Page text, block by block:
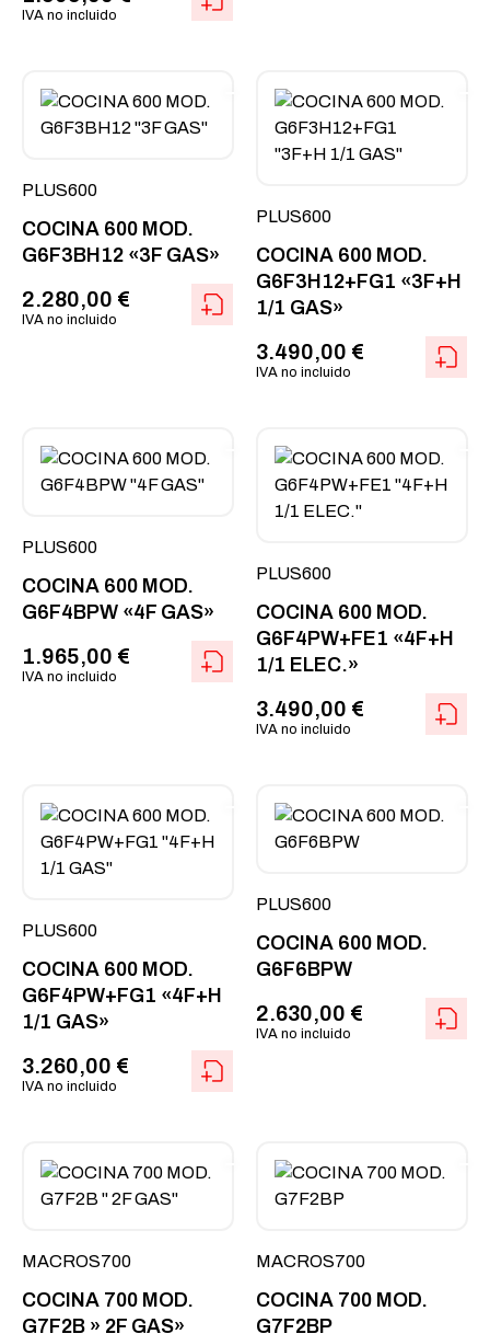
IVA no incluido
PLUS600
COCINA 600 MOD.
G6F3BH12 «3F GAS»
2.280,00 €
IVA no incluido
PLUS600
COCINA 600 MOD.
G6F3H12+FG1 «3F+H
1/1 GAS»
3.490,00 €
IVA no incluido
PLUS600
COCINA 600 MOD.
G6F4BPW «4F GAS»
1.965,00 €
IVA no incluido
PLUS600
COCINA 600 MOD.
G6F4PW+FE1 «4F+H
1/1 ELEC.»
3.490,00 €
IVA no incluido
PLUS600
COCINA 600 MOD.
G6F4PW+FG1 «4F+H
1/1 GAS»
3.260,00 €
IVA no incluido
PLUS600
COCINA 600 MOD.
G6F6BPW
2.630,00 €
IVA no incluido
MACROS700
COCINA 700 MOD.
G7F2B » 2F GAS»
MACROS700
COCINA 700 MOD.
G7F2BP